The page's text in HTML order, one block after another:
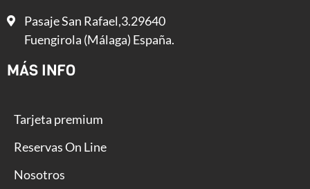
Pasaje San Rafael,3.29640
Fuengirola (Málaga) España.
MÁS INFO
Tarjeta premium
Reservas On Line
Nosotros